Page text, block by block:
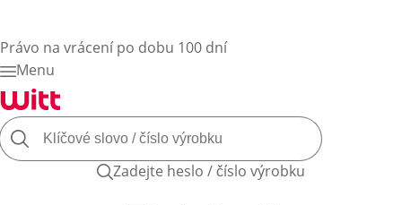
Právo na vrácení po dobu 100 dní
Menu
Zadejte heslo / číslo výrobku